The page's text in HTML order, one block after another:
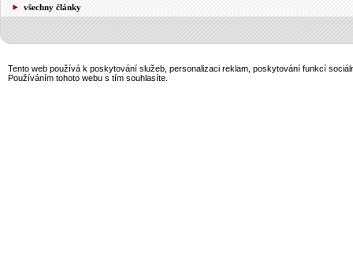
všechny články
Tento web používá k poskytování služeb, personalizaci reklam, poskytování funkcí
Používáním tohoto webu s tím souhlasíte.